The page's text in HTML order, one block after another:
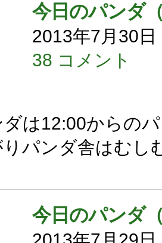
今日のパンダ
2013年7月30日
38 コメント
は12:00からの
パンダ舎はむし
今日のパンダ